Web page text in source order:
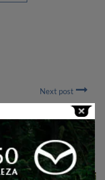
Next post